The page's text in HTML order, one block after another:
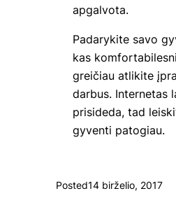
apgalvota.
Padarykite savo
kas
greičiau atlikite
darbus. Internetas
prisideda, tad
gyventi patogiau.
Posted14 birželio, 2017